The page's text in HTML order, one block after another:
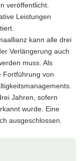
veröffentlicht.
Leistungen
kann alle drei
Verlängerung auch
muss. Als
Fortführung von
Jahren, sofern
wurde. Eine
ausgeschlossen.